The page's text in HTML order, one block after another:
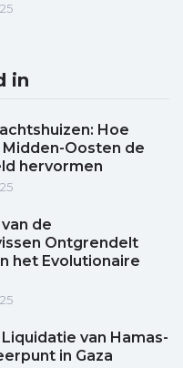
in
Hoe
Oosten de
hervormen
de
Ontgrendelt
het Evolutionaire
van Hamas-
in Gaza